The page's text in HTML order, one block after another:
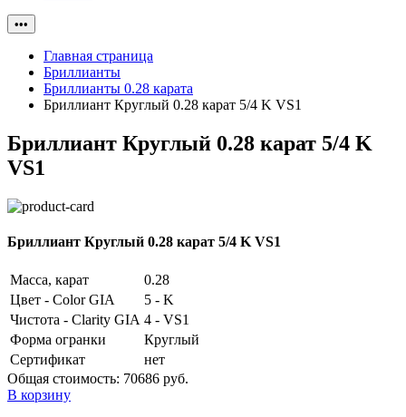
•••
Главная страница
Бриллианты
Бриллианты 0.28 карата
Бриллиант Круглый 0.28 карат 5/4 K VS1
Бриллиант Круглый 0.28 карат 5/4 K
VS1
Бриллиант Круглый 0.28 карат 5/4 K VS1
Масса, карат
0.28
Цвет - Color GIA
5 - K
Чистота - Clarity GIA 4 - VS1
Форма огранки
Круглый
Сертификат
нет
Общая стоимость: 70686 руб.
В корзину